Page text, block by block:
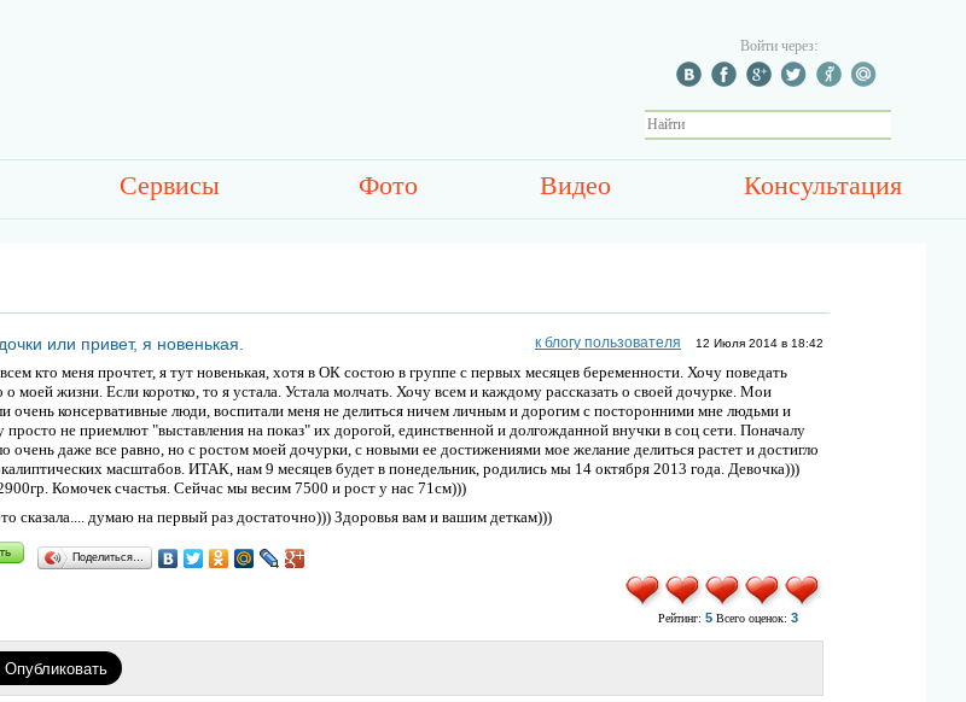
Войти через:
Сервисы Фото Видео Консультация
или привет, я новенькая. к блогу пользователя 12 Июля 2014 в 18:42
кто меня прочтет, я тут новенькая, хотя в ОК состою в группе с первых месяцев беременности. Хочу поведать
о моей жизни. Если коротко, то я устала. Устала молчать. Хочу всем и каждому рассказать о своей дочурке. Мои
очень консервативные люди, воспитали меня не делиться ничем личным и дорогим с посторонними мне людьми и
просто не приемлют "выставления на показ" их дорогой, единственной и долгожданной внучки в соц сети. Поначалу
очень даже все равно, но с ростом моей дочурки, с новыми ее достижениями мое желание делиться растет и достигло
масштабов. ИТАК, нам 9 месяцев будет в понедельник, родились мы 14 октября 2013 года. Девочка)))
Комочек счастья. Сейчас мы весим 7500 и рост у нас 71см)))
сказала.... думаю на первый раз достаточно))) Здоровья вам и вашим деткам)))
Поделиться…
Рейтинг: 5Всего оценок: 3